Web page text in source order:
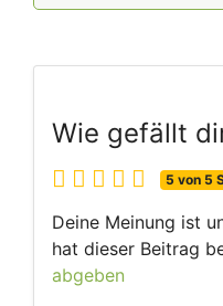
Wie gefällt
5 von 5
Deine Meinung ist
hat dieser Beitrag
abgeben